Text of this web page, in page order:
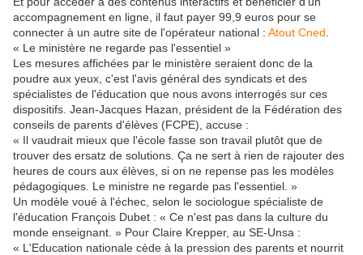
accompagnement en ligne, il faut payer 99,9 euros pour se
connecter à un autre site de l'opérateur national : Atout Cned
« Le ministère ne regarde pas l'essentiel »
Les mesures affichées par le ministère seraient donc de la
poudre aux yeux, c'est l'avis général des syndicats et des
spécialistes de l'éducation que nous avons interrogés sur ces
dispositifs. Jean-Jacques Hazan, président de la Fédération des
conseils de parents d'élèves (FCPE), accuse :
« Il vaudrait mieux que l'école fasse son travail plutôt que de
trouver des ersatz de solutions. Ça ne sert à rien de rajouter des
heures de cours aux élèves, si on ne repense pas les modèles
pédagogiques. Le ministre ne regarde pas l'essentiel. »
Un modèle voué à l'échec, selon le sociologue spécialiste de
l'éducation François Dubet : « Ce n'est pas dans la culture du
monde enseignant. » Pour Claire Krepper, au SE-Unsa :
« L'Education nationale cède à la pression des parents et nourrit